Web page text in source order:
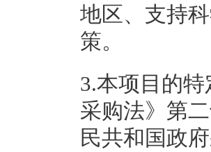
地区、支持
策。
3.本项目的
采购法》第
民共和国政